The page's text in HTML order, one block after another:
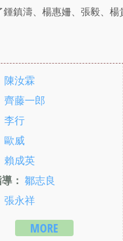
鍾鎮濤、楊惠姍、張毅、
陳汝霖
齊藤一郎
李行
歐威
賴成英
： 鄒志良
張永祥
MORE